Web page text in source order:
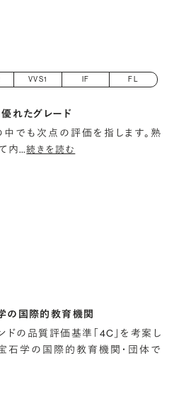
VVS1 IF FL
れたグレード
でも次点の評価を指します。熟
内…続きを読む
の国際的教育機関
の品質評価基準「4C」を考案し
石学の国際的教育機関・団体で